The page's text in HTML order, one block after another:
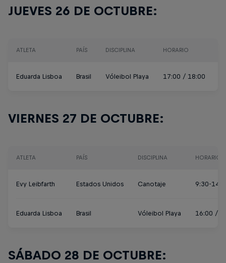
JUEVES 26 DE OCTUBRE:
ATLETA PAÍS DISCIPLINA HORARIO
Eduarda Lisboa Brasil Vóleibol Playa 17:00 / 18:00
VIERNES 27 DE OCTUBRE:
ATLETA PAÍS DISCIPLINA HORARIO
Evy Leibfarth Estados Unidos Canotaje 9:30-
Eduarda Lisboa Brasil Vóleibol Playa 16:00 /
SÁBADO 28 DE OCTUBRE: